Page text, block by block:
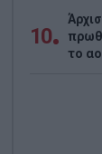
10
το